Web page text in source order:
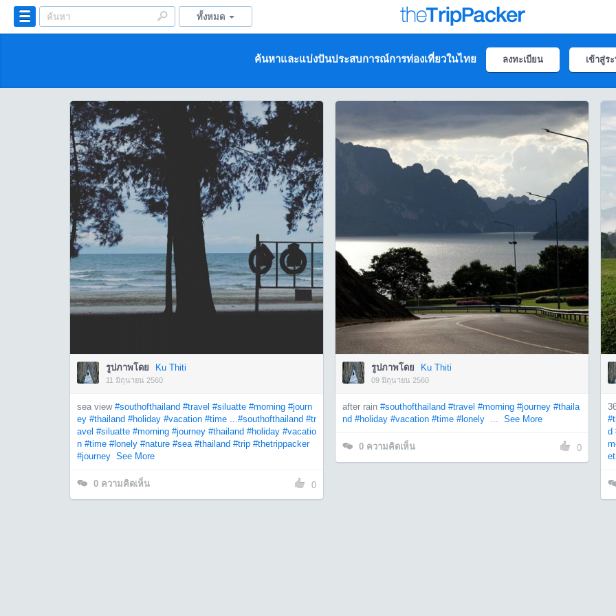
ทั้งหมด
ค้นหาและแบ่งปันประสบการณ์การท่องเที่ยวในไทย ลงทะเบียน เข้าสู่ร
รูปภาพโดย Ku Thiti
11 มิถุนายน 2560
sea view #southofthailand #travel #siluatte #morning #journ
ey #thailand #holiday #vacation #time ...#southofthailand #tr
avel #siluatte #morning #journey #thailand #holiday #vacatio
n #time #lonely #nature #sea #thailand #trip #thetrippacker
#journey See More
0 ความคิดเห็น 0
รูปภาพโดย Ku Thiti
09 มิถุนายน 2560
after rain #southofthailand #travel #morning #journey #thaila
nd #holiday #vacation #time #lonely ... See More
0 ความคิดเห็น 0
d